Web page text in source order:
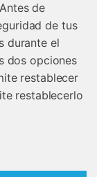
Antes de
de tus
durante el
dos opciones
restablecer
restablecerlo